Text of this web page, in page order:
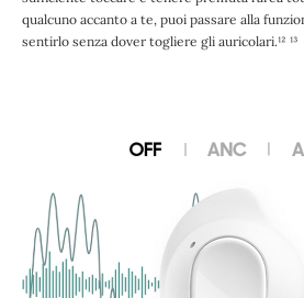
qualcuno accanto a te, puoi passare alla
sentirlo senza dover togliere gli auricolari.¹² ¹³